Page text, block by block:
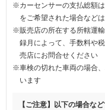
※カーセンサーの支払総額
をご希望された場合など
※販売店の所在する所轄運
録月によって、手数料や
売店にお問合せください
※車検の切れた車両の場合
います
【ご注意】以下の場合な